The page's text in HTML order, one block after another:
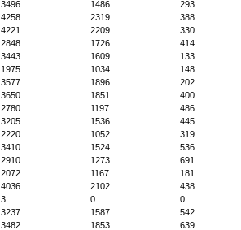
3496 1486 293
4258 2319 388
4221 2209 330
2848 1726 414
3443 1609 133
1975 1034 148
3577 1896 202
3650 1851 400
2780 1197 486
3205 1536 445
2220 1052 319
3410 1524 536
2910 1273 691
2072 1167 181
4036 2102 438
3 0 0
3237 1587 542
3482 1853 639